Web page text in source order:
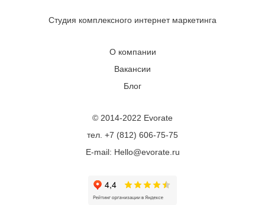
Студия комплексного интернет маркетинга
О компании
Вакансии
Блог
© 2014-2022 Evorate
тел. +7 (812) 606-75-75
E-mail: Hello@evorate.ru